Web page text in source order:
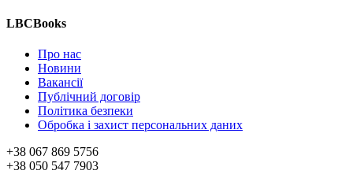
LBCBooks
Про нас
Новини
Вакансії
Публічний договір
Політика безпеки
Обробка і захист персональних даних
+38 067 869 5756
+38 050 547 7903